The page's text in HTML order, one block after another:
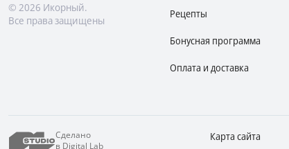
© 2026 Икорный.
Все права защищены
Рецепты
Бонусная программа
Оплата и доставка
Сделано
в Digital Lab
Карта сайта